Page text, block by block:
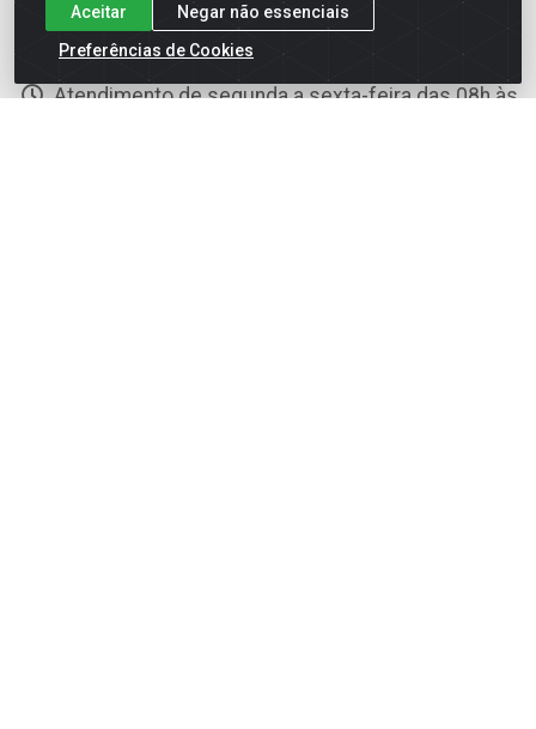
Aceitar
Negar não essenciais
Preferências de Cookies
(63) 99233-7672
e-commerce@mixalimentos.com.br
Atendimento de segunda a sexta-feira das 08h às